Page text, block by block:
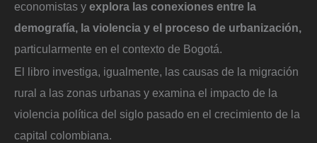
economistas y explora las conexiones entre la
demografía, la violencia y el proceso de urbanización,
particularmente en el contexto de Bogotá.
El libro investiga, igualmente, las causas de la migración
rural a las zonas urbanas y examina el impacto de la
violencia política del siglo pasado en el crecimiento de la
capital colombiana.